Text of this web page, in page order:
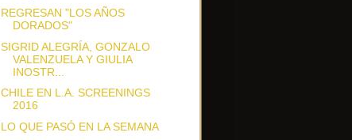
REGRESAN "LOS AÑOS
DORADOS"
SIGRID ALEGRÍA, GONZALO
VALENZUELA Y GIULIA
INOSTR...
CHILE EN L.A. SCREENINGS
2016
LO QUE PASÓ EN LA SEMANA